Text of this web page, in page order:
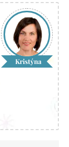
Kristýna